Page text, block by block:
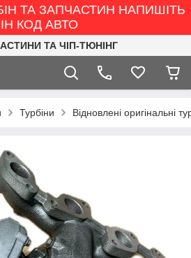
ТА ЗАПЧАСТИН НАПИШІТЬ
КОД АВТО
ТА ЧІП-ТЮНІНГ
Турбіни Відновлені оригінальні